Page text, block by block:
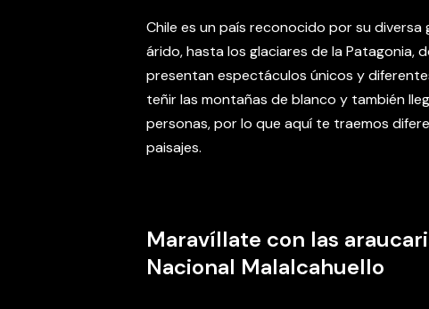
Chile es un país reconocido por su
árido, hasta los glaciares de la Patagonia,
presentan espectáculos únicos y
teñir las montañas de blanco y también
personas, por lo que aquí te traemos
paisajes.
Maravíllate con las
Nacional Malalcahuello